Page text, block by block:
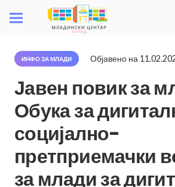
ИНФО ЗА МЛАДИ Објавено на
Јавен повик за
Обука за
социјално-
претприемачки
за млади за